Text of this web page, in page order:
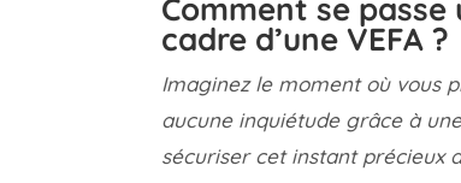
Comment se
cadre d’une VEFA ?
Imaginez le moment où vous
aucune inquiétude grâce à
sécuriser cet instant précieux